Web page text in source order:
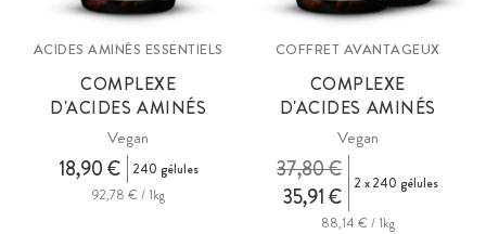
ACIDES AMINÉS ESSENTIELS
COMPLEXE
D'ACIDES AMINÉS
Vegan
18,90 €
240 gélules
92,78 € / 1kg
COFFRET AVANTAGEUX
COMPLEXE
D'ACIDES AMINÉS
Vegan
35,91 €
37,80 € 2 x 240 gélules
88,14 € / 1kg